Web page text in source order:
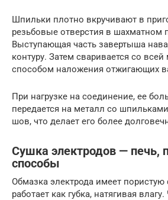
Шпильки плотно вкручивают в
резьбовые отверстия в шахматном
Выступающая часть завертыша
контуру. Затем сваривается со
способом наложения отжигающих
При нагрузке на соединение, ее
передается на металл со
шов, что делает его более
Сушка электродов — печь,
способы
Обмазка электрода имеет пористую
работает как губка, натягивая